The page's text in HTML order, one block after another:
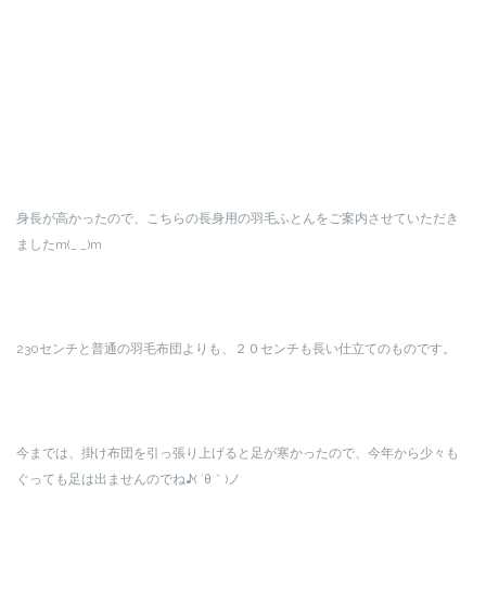
身長が高かったので、こちらの長身用の羽毛ふとんをご案内させていただき
ましたm(_ _)m
230センチと普通の羽毛布団よりも、２０センチも長い仕立てのものです。
今までは、掛け布団を引っ張り上げると足が寒かったので、今年から少々も
ぐっても足は出ませんのでね♪( ´θ｀)ノ